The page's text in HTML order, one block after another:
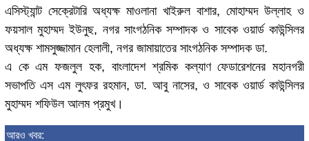
এসিস্ট্যান্ট সেক্রেটারি অধ্যক্ষ মাওলানা খাইরুল বাশার, মোহাম্মদ উল্লাহ ও
ফয়সাল মুহাম্মদ ইউনুছ, নগর সাংগঠনিক সম্পাদক ও সাবেক ওয়ার্ড কাউন্সিলর
অধ্যক্ষ শামসুজ্জামান হেলালী, নগর জামায়াতের সাংগঠনিক সম্পাদক ডা.
এ কে এম ফজলুল হক, বাংলাদেশ শ্রমিক কল্যাণ ফেডারেশনের মহানগরী
সভাপতি এস এম লুৎফর রহমান, ডা. আবু নাসের, ও সাবেক ওয়ার্ড কাউন্সিলর
মুহাম্মদ শফিউল আলম প্রমুখ।
আরও খবর: